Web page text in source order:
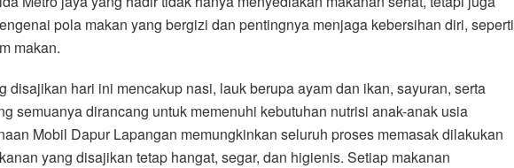
pola makan yang bergizi dan pentingnya menjaga kebersihan diri, seperti
makan.
disajikan hari ini mencakup nasi, lauk berupa ayam dan ikan, sayuran, serta
semuanya dirancang untuk memenuhi kebutuhan nutrisi anak-anak usia
Mobil Dapur Lapangan memungkinkan seluruh proses memasak dilakukan
yang disajikan tetap hangat, segar, dan higienis. Setiap makanan